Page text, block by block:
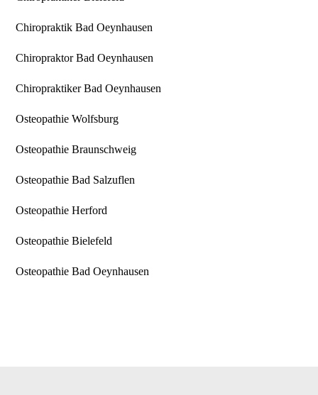
Chiropraktik Bad Oeynhausen
Chiropraktor Bad Oeynhausen
Chiropraktiker Bad Oeynhausen
Osteopathie Wolfsburg
Osteopathie Braunschweig
Osteopathie Bad Salzuflen
Osteopathie Herford
Osteopathie Bielefeld
Osteopathie Bad Oeynhausen